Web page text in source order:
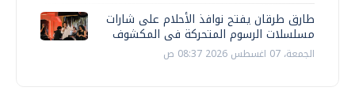
طارق طرقان يفتح نوافذ الأحلام على شارات
مسلسلات الرسوم المتحركة فى المكشوف
الجمعة، 07 اغسطس 2026 08:37 ص